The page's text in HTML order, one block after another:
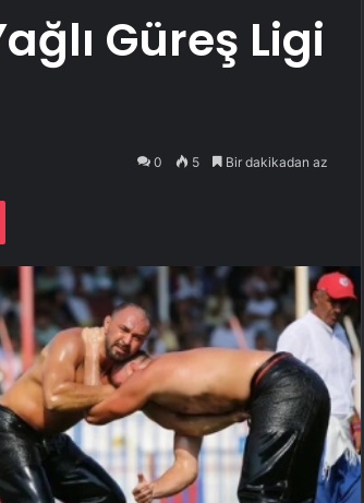
Güreş Ligi
0 5 Bir dakikadan az
Pocket